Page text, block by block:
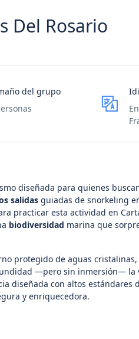
Del Rosario
del grupo
diseñada para quienes
salidas guiadas de snorkeling
practicar esta actividad en
biodiversidad marina que
protegido de aguas
—pero sin inmersión— la
diseñada con altos estándares
y enriquecedora.